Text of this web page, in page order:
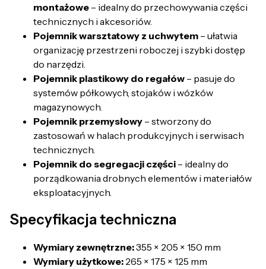
montażowe – idealny do przechowywania części
technicznych i akcesoriów.
Pojemnik warsztatowy z uchwytem – ułatwia
organizację przestrzeni roboczej i szybki dostęp
do narzędzi.
Pojemnik plastikowy do regałów – pasuje do
systemów półkowych, stojaków i wózków
magazynowych.
Pojemnik przemysłowy – stworzony do
zastosowań w halach produkcyjnych i serwisach
technicznych.
Pojemnik do segregacji części – idealny do
porządkowania drobnych elementów i materiałów
eksploatacyjnych.
Specyfikacja techniczna
Wymiary zewnętrzne:355 × 205 × 150 mm
Wymiary użytkowe: 265 × 175 × 125 mm